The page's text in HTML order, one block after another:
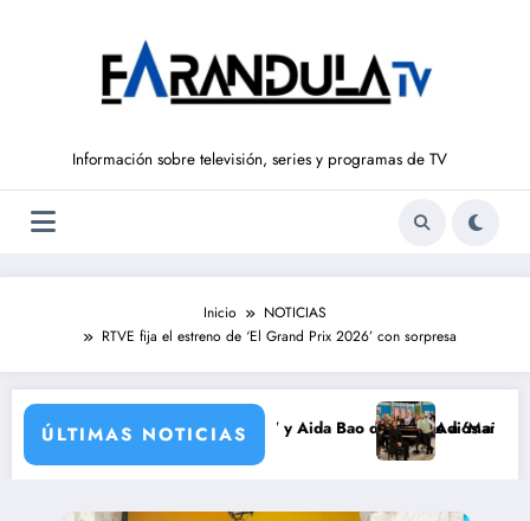
Información sobre televisión, series y programas de TV
Inicio
NOTICIAS
RTVE fija el estreno de ‘El Grand Prix 2026’ con sorpresa
ÚLTIMAS NOTICIAS
a ‘La Hora de La 1’ y Aida Bao da el salto a ‘Mañaneros 360’
Adiós a ‘Cine de